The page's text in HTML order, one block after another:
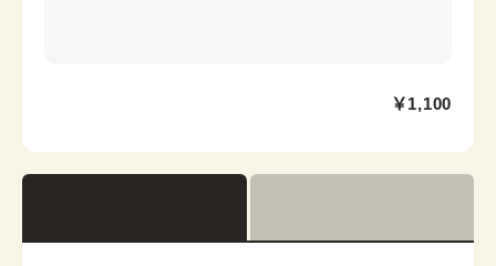
東京都台東区浅草２丁目６−７ 楽天地浅草ビル 4階
￥1,100